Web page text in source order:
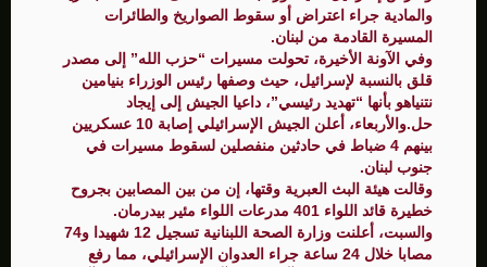
والمادية جراء اعتراض أو سقوط الصواريخ والطائرات
المسيرة القادمة من لبنان.
وفي الآونة الأخيرة، تحولت مسيرات “حزب الله” إلى مصدر
قلق بالنسبة لإسرائيل، حيث وصفها رئيس الوزراء بنيامين
نتنياهو بأنها “تهديد رئيسي”، داعيا الجيش إلى إيجاد
حل.والأربعاء، أعلن الجيش الإسرائيلي إصابة 10 عسكريين
بينهم 4 ضباط في حادثين منفصلين لسقوط مسيرات في
جنوب لبنان.
وقالت هيئة البث العبرية وقتها، إن من بين المصابين بجروح
خطيرة قائد اللواء 401 مدرعات اللواء مئير بيدرمان.
والسبت، أعلنت وزارة الصحة اللبنانية تسجيل 12 شهيدا و74
مصابا خلال 24 ساعة جراء العدوان الإسرائيلي، مما رفع